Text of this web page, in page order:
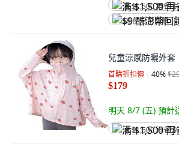
满 $1,500 再省
$9 酷澎幣回饋
兒童涼感防曬外套
首購折扣價 40%
$179
明天 8/7 (五) 預計
满 $1,500 再省